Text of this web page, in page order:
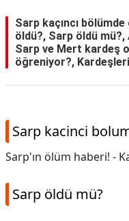
Sarp kaçıncı
öldü?, Sarp öldü mü?,
Sarp ve Mert kardeş
öğreniyor?,
Sarp kacinci
Sarp'ın ölüm haberi! -
Sarp öldü mü?